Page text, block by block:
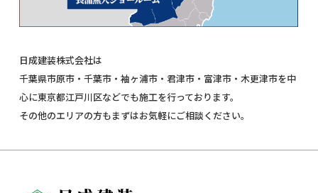
日成建装株式会社は
千葉県市原市・千葉市・袖ヶ浦市・君津市・富津市・木更津市を中
心に東京都江戸川区などでも施工を行っております。
その他のエリアの方もまずはお気軽にご相談ください。